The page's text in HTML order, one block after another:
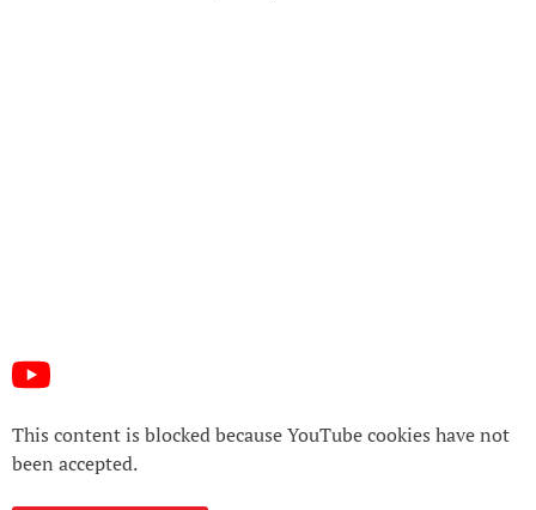
This content is blocked because YouTube cookies have not
been accepted.